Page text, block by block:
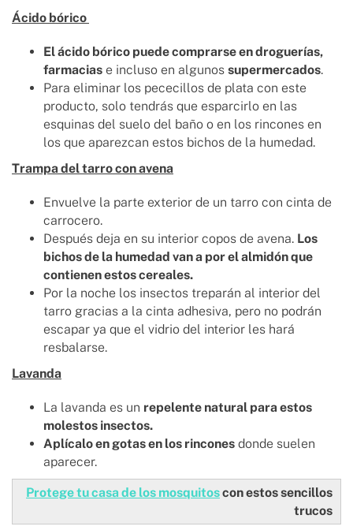
Ácido bórico
El ácido bórico puede comprarse en droguerías,
farmacias e incluso en algunos supermercados.
Para eliminar los pececillos de plata con este
producto, solo tendrás que esparcirlo en las
esquinas del suelo del baño o en los rincones en
los que aparezcan estos bichos de la humedad.
Trampa del tarro con avena
Envuelve la parte exterior de un tarro con cinta de
carrocero.
Después deja en su interior copos de avena. Los
bichos de la humedad van a por el almidón que
contienen estos cereales.
Por la noche los insectos treparán al interior del
tarro gracias a la cinta adhesiva, pero no podrán
escapar ya que el vidrio del interior les hará
resbalarse.
Lavanda
La lavanda es un repelente natural para estos
molestos insectos.
Aplícalo en gotas en los rincones donde suelen
aparecer.
Protege tu casa de los mosquitoscon estos sencillos
trucos